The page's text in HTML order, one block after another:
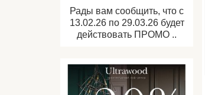
Рады вам сообщить, что с
13.02.26 по 29.03.26 будет
действовать ПРОМО ..